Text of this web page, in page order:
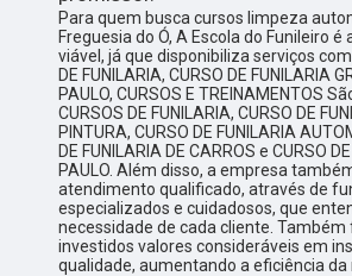
Para quem busca cursos limpeza
Freguesia do Ó, A Escola do Funileiro é
viável, já que disponibiliza serviços
DE FUNILARIA, CURSO DE FUNILARIA
PAULO, CURSOS E TREINAMENTOS
CURSOS DE FUNILARIA, CURSO DE
PINTURA, CURSO DE FUNILARIA
DE FUNILARIA DE CARROS e CURSO
PAULO. Além disso, a empresa
atendimento qualificado, através de
especializados e cuidadosos, que
necessidade de cada cliente. Também
investidos valores consideráveis em
qualidade, aumentando a eficiência da